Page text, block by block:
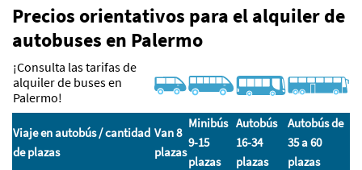
Precios orientativos para el alquiler de
autobuses en Palermo
¡Consulta las tarifas de
alquiler de buses en
Palermo!
Viaje en autobús / cantidad
de plazas
Van 8
plazas
Minibús
9-15
plazas
Autobús
16-34
plazas
Autobús de
35 a 60
plazas